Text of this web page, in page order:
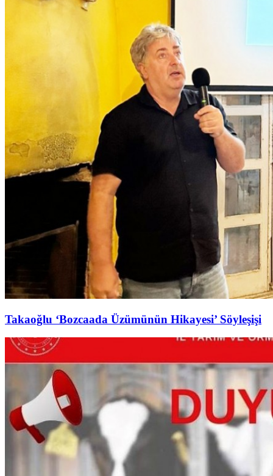
Takaoğlu ‘Bozcaada Üzümünün Hikayesi’ Söyleşişi